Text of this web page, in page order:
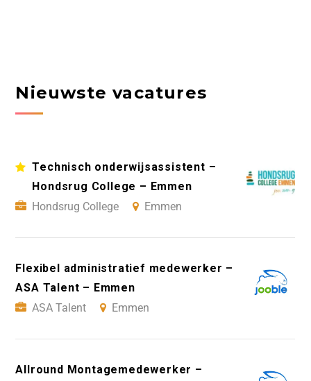
Nieuwste vacatures
Technisch onderwijsassistent –
Hondsrug College – Emmen
Hondsrug College
Emmen
Flexibel administratief medewerker –
ASA Talent – Emmen
ASA Talent
Emmen
Allround Montagemedewerker –